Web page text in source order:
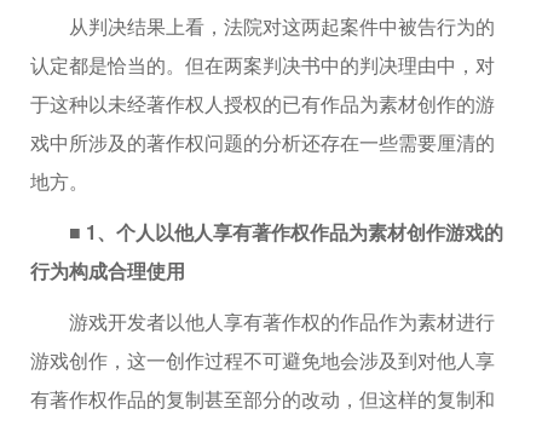
从判决结果上看，法院对这两起案件中被告行为的
认定都是恰当的。但在两案判决书中的判决理由中，对
于这种以未经著作权人授权的已有作品为素材创作的游
戏中所涉及的著作权问题的分析还存在一些需要厘清的
地方。
■ 1、个人以他人享有著作权作品为素材创作游戏的
行为构成合理使用
游戏开发者以他人享有著作权的作品作为素材进行
游戏创作，这一创作过程不可避免地会涉及到对他人享
有著作权作品的复制甚至部分的改动，但这样的复制和